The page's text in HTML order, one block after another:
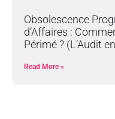
Obsolescence
d’Affaires :
Périmé ? (L’Audit
Read More »